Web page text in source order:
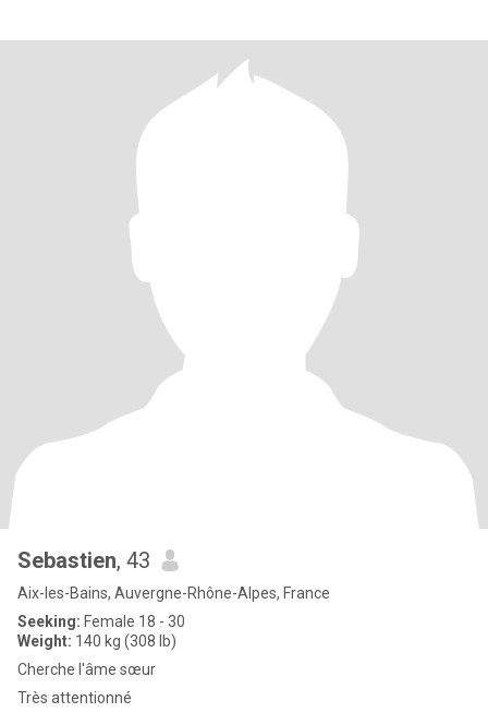
Sebastien, 43
Aix-les-Bains, Auvergne-Rhône-Alpes, France
Seeking: Female 18 - 30
Weight: 140 kg (308 lb)
Cherche l'âme sœur
Très attentionné